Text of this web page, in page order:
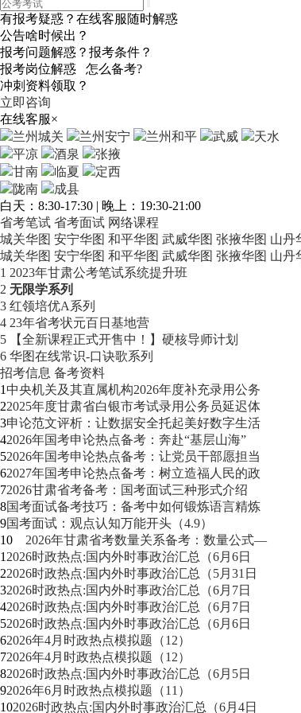
有报考疑惑？在线客服随时解惑
公告啥时候出？
报考问题解惑？报考条件？
报考岗位解惑 怎么备考?
冲刺资料领取？
立即咨询
在线客服×
兰州城关
兰州安宁 兰州和平 武威
天水
平凉
酒泉
张掖
甘南
临夏
定西
陇南
成县
白天：8:30-17:30 | 晚上：19:30-21:00
省考笔试 省考面试 网络课程
城关华图 安宁华图 和平华图 武威华图 张掖华图 山丹
城关华图 安宁华图 和平华图 武威华图 张掖华图 山丹
1 2023年甘肃公考笔试系统提升班
2 无限学系列
3 红领培优A系列
4 23年省考状元百日基地营
5 【全新课程正式开售中！】硬核导师计划
6 华图在线常识-口诀歌系列
招考信息 备考资料
1 中央机关及其直属机构2026年度补充录用公务
22025年度甘肃省白银市考试录用公务员延迟体
3申论范文评析：让数据安全托起美好数字生活
42026年国考申论热点备考：奔赴“基层山海”
52026年国考申论热点备考：让党员干部愿担当
62027年国考申论热点备考：树立造福人民的政
72026甘肃省考备考：国考面试三种形式介绍
8国考面试备考技巧：备考中如何锻炼语言精炼
9国考面试：观点认知万能开头（4.9）
10 2026年甘肃省考数量关系备考：数量公式—
1 2026时政热点:国内外时事政治汇总（6月6日
22026时政热点:国内外时事政治汇总（5月31日
32026时政热点:国内外时事政治汇总（6月7日
42026时政热点:国内外时事政治汇总（6月7日
52026时政热点:国内外时事政治汇总（6月6日
62026年4月时政热点模拟题（12）
72026年4月时政热点模拟题（12）
82026时政热点:国内外时事政治汇总（6月5日
92026年6月时政热点模拟题（11）
102026时政热点:国内外时事政治汇总（6月4日